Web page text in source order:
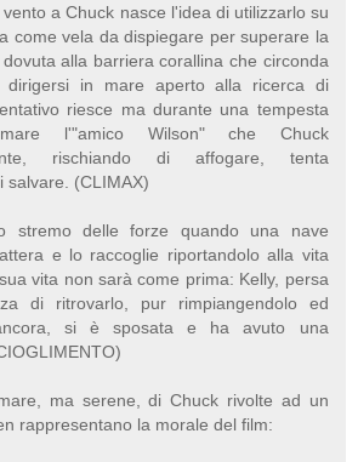
a Chuck nasce l'idea di utilizzarlo su
come vela da dispiegare per superare la
alla barriera corallina che circonda
dirigersi in mare aperto alla ricerca di
riesce ma durante una tempesta
l'"amico Wilson" che Chuck
rischiando di affogare, tenta
salvare. (CLIMAX)
stremo delle forze quando una nave
e lo raccoglie riportandolo alla vita
vita non sarà come prima: Kelly, persa
di ritrovarlo, pur rimpiangendolo ed
si è sposata e ha avuto una
ma serene, di Chuck rivolte ad un
rappresentano la morale del film: